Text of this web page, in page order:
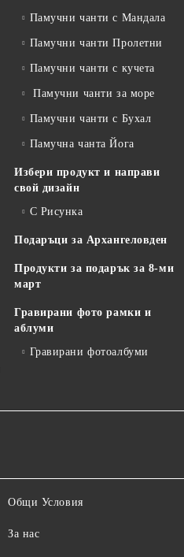
Памучни чанти с Мандала
Памучни чанти Пролетни
Памучни чанти с кучета
Памучни чанти за море
Памучни чанти с Бухал
Памучна чанта Йога
Избери продукт и направи
свой дизайн
С Рисунка
Подаръци за Архангеловден
Продукти за подарък за 8-ми
март
Гравирани фото рамки и
аблуми
Гравирани фотоалбуми
Общи Условия
За нас